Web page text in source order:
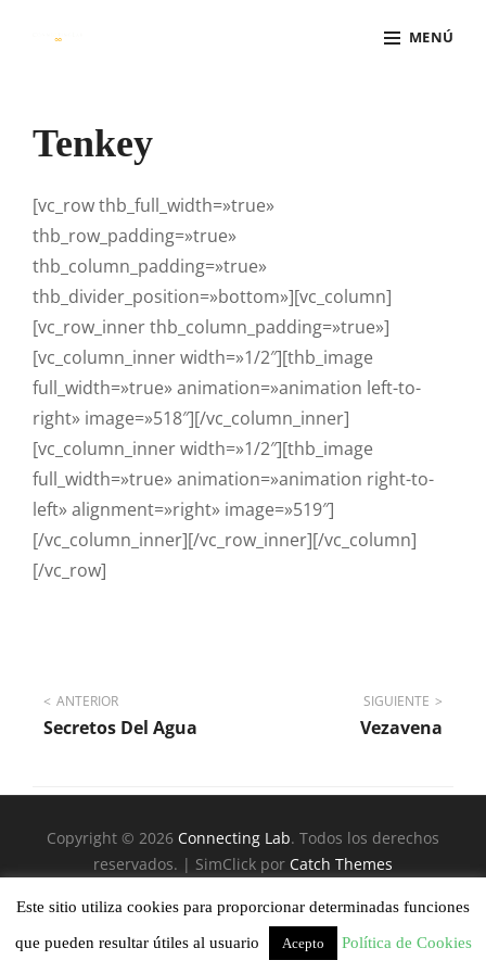
MENÚ
Tenkey
[vc_row thb_full_width=»true»
thb_row_padding=»true»
thb_column_padding=»true»
thb_divider_position=»bottom»][vc_column]
[vc_row_inner thb_column_padding=»true»]
[vc_column_inner width=»1/2″][thb_image
full_width=»true» animation=»animation left-to-
right» image=»518″][/vc_column_inner]
[vc_column_inner width=»1/2″][thb_image
full_width=»true» animation=»animation right-to-
left» alignment=»right» image=»519″]
[/vc_column_inner][/vc_row_inner][/vc_column]
[/vc_row]
Navegación
de
entradas
ANTERIOR
Secretos Del Agua
SIGUIENTE
Vezavena
Copyright © 2026 Connecting Lab. Todos los derechos
reservados. | SimClick por Catch Themes
Este sitio utiliza cookies para proporcionar determinadas funciones
que pueden resultar útiles al usuario Acepto Política de Cookies